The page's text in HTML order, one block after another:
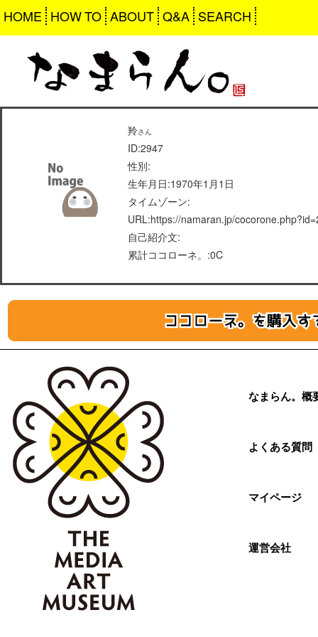
HOME HOW TO ABOUT Q&A SEARCH
羚さん
ID:2947
性別:
生年月日:1970年1月1日
タイムゾーン:
URL:https://namaran.jp/
自己紹介文:
累計ココローネ。:0C
なまらん。概
よくある質問
マイページ
運営会社